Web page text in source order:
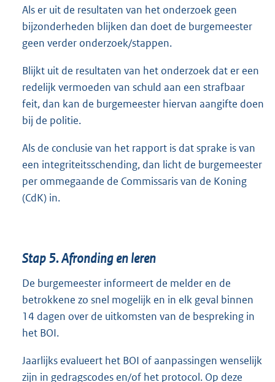
Als er uit de resultaten van het onderzoek geen
bijzonderheden blijken dan doet de burgemeester
geen verder onderzoek/stappen.
Blijkt uit de resultaten van het onderzoek dat er een
redelijk vermoeden van schuld aan een strafbaar
feit, dan kan de burgemeester hiervan aangifte doen
bij de politie.
Als de conclusie van het rapport is dat sprake is van
een integriteitsschending, dan licht de burgemeester
per ommegaande de Commissaris van de Koning
(CdK) in.
Stap 5. Afronding en leren
De burgemeester informeert de melder en de
betrokkene zo snel mogelijk en in elk geval binnen
14 dagen over de uitkomsten van de bespreking in
het BOI.
Jaarlijks evalueert het BOI of aanpassingen wenselijk
zijn in gedragscodes en/of het protocol. Op deze